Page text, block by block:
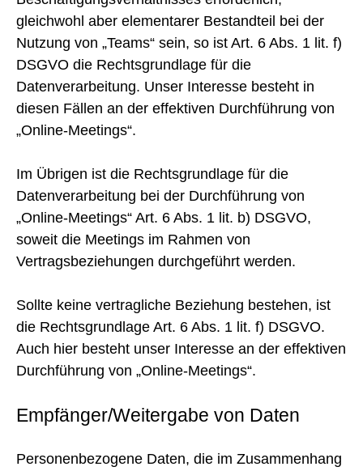
gleichwohl aber elementarer Bestandteil bei der
Nutzung von „Teams“ sein, so ist Art. 6 Abs. 1 lit. f)
DSGVO die Rechtsgrundlage für die
Datenverarbeitung. Unser Interesse besteht in
diesen Fällen an der effektiven Durchführung von
„Online-Meetings“.
Im Übrigen ist die Rechtsgrundlage für die
Datenverarbeitung bei der Durchführung von
„Online-Meetings“ Art. 6 Abs. 1 lit. b) DSGVO,
soweit die Meetings im Rahmen von
Vertragsbeziehungen durchgeführt werden.
Sollte keine vertragliche Beziehung bestehen, ist
die Rechtsgrundlage Art. 6 Abs. 1 lit. f) DSGVO.
Auch hier besteht unser Interesse an der effektiven
Durchführung von „Online-Meetings“.
Empfänger/Weitergabe von Daten
Personenbezogene Daten, die im Zusammenhang